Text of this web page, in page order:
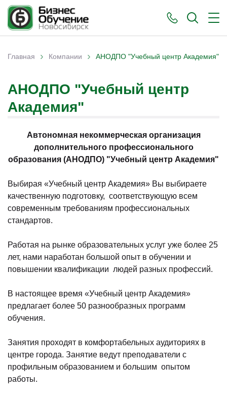
Главная › Компании › АНОДПО "Учебный центр Академия"
АНОДПО "Учебный центр
Академия"
Автономная некоммерческая организация
дополнительного профессионального
образования (АНОДПО) "Учебный центр Академия"
Выбирая «Учебный центр Академия» Вы выбираете
качественную подготовку, соответствующую всем
современным требованиям профессиональных
стандартов.
Работая на рынке образовательных услуг уже более 25
лет, нами наработан большой опыт в обучении и
повышении квалификации людей разных профессий.
В настоящее время «Учебный центр Академия»
предлагает более 50 разнообразных программ
обучения.
Занятия проходят в комфортабельных аудиториях в
центре города. Занятие ведут преподаватели с
профильным образованием и большим опытом
работы.